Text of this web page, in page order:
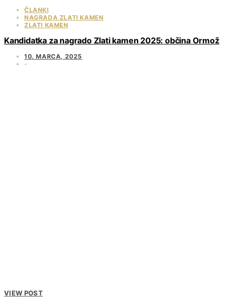
ČLANKI
NAGRADA ZLATI KAMEN
ZLATI KAMEN
Kandidatka za nagrado Zlati kamen 2025: občina Ormož
10. MARCA, 2025
VIEW POST